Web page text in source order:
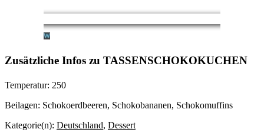
Zusätzliche Infos zu TASSENSCHOKOKUCHEN
Temperatur: 250
Beilagen: Schokoerdbeeren, Schokobananen, Schokomuffins
Kategorie(n): Deutschland, Dessert